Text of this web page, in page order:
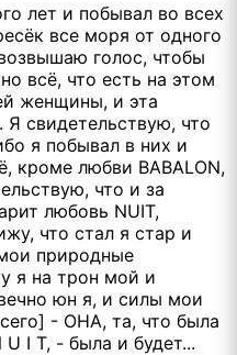
лет и побывал во всех
все моря от одного
голос, чтобы
всё, что есть на этом
женщины, и эта
свидетельствую, что
я побывал в них и
кроме любви BABALON,
что и за
любовь NUIT,
что стал я стар и
природные
я на трон мой и
юн я, и силы мои
- ОНА, та, что была
I T, - была и будет...